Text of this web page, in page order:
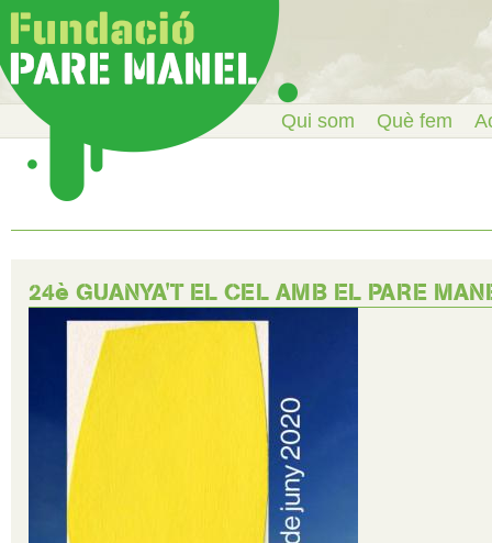
Qui som Què fem
24è GUANYA'T EL CEL AMB EL PARE